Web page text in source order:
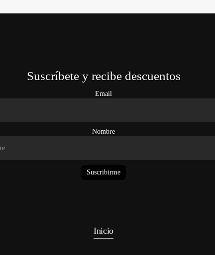
Suscríbete y recibe descuentos
Email
Nombre
Suscribirme
Inicio